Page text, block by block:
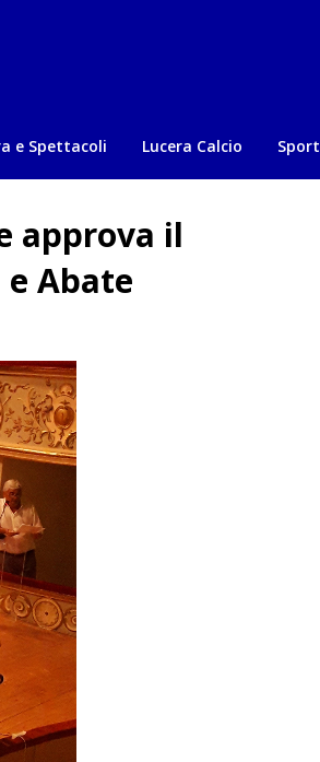
e Spettacoli Lucera Calcio Sport
approva il
Abate